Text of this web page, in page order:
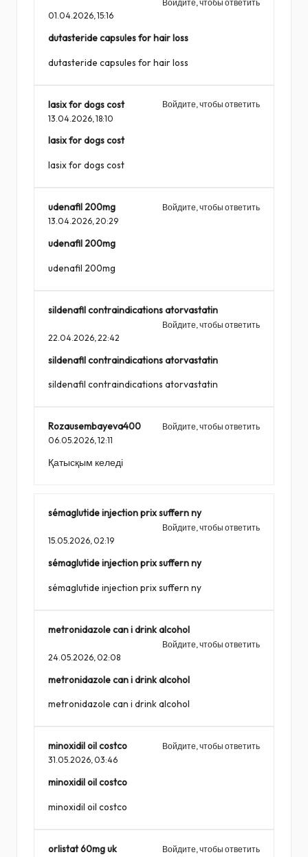
Войдите, чтобы ответить
01.04.2026,15:16
dutasteride capsules for hair loss
dutasteride capsules for hair loss
lasix for dogs cost
Войдите, чтобы ответить
13.04.2026, 18:10
lasix for dogs cost
lasix for dogs cost
udenafil 200mg
Войдите, чтобы ответить
13.04.2026,20:29
udenafil 200mg
udenafil 200mg
sildenafil contraindications atorvastatin
Войдите, чтобы ответить
22.04.2026, 22:42
sildenafil contraindications atorvastatin
sildenafil contraindications atorvastatin
Rozausembayeva400
Войдите, чтобы ответить
06.05.2026,12:11
Қатысқым келеді
sémaglutide injection prix suffern ny
Войдите, чтобы ответить
15.05.2026,02:19
sémaglutide injection prix suffern ny
sémaglutide injection prix suffern ny
metronidazole can i drink alcohol
Войдите, чтобы ответить
24.05.2026, 02:08
metronidazole can i drink alcohol
metronidazole can i drink alcohol
minoxidil oil costco
Войдите, чтобы ответить
31.05.2026,03:46
minoxidil oil costco
minoxidil oil costco
orlistat 60mg uk
Войдите, чтобы ответить